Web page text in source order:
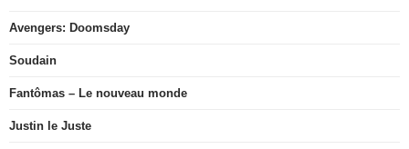
Avengers: Doomsday
Soudain
Fantômas – Le nouveau monde
Justin le Juste